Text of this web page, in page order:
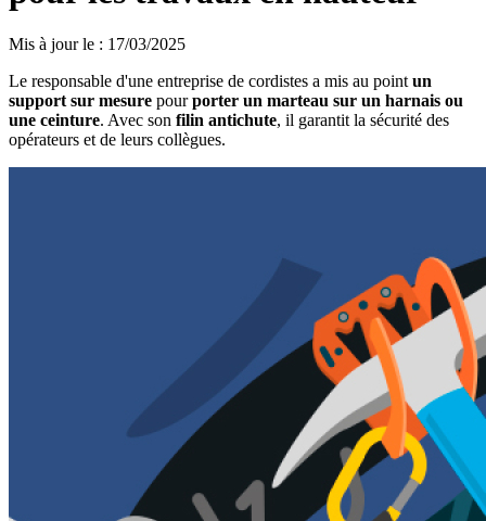
Mis à jour le : 17/03/2025
Le responsable d'une entreprise de cordistes a mis au point un
support sur mesure pourporter un marteau sur un harnais ou
une ceinture. Avec son filin antichute, il garantit la sécurité des
opérateurs et de leurs collègues.